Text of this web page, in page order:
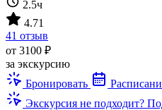
2.5ч
4.71
41 отзыв
от 3100 ₽
за экскурсию
Бронировать
Экскурсия не подходит?